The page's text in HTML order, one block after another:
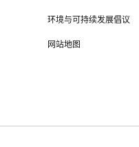
环境与可持续发展倡议
网站地图